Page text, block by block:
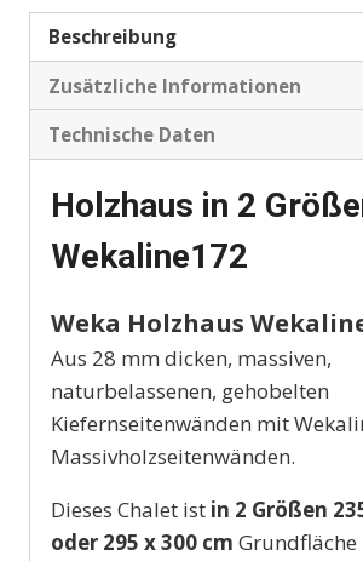
Beschreibung
Zusätzliche Informationen
Technische Daten
Holzhaus in 2
Wekaline172
Weka Holzhaus
Aus 28 mm dicken, massiven,
naturbelassenen, gehobelten
Kiefernseitenwänden mit
Massivholzseitenwänden.
Dieses Chalet ist in 2 Größen
oder 295 x 300 cm Grundfläche